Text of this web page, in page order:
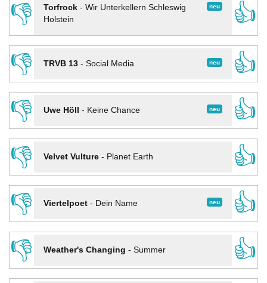
👎
neu
Torfrock- Wir Unterkellern Schleswig
Holstein
👍
👎
neu
TRVB 13- Social Media
👍
👎
neu
Uwe Höll - Keine Chance
👍
👎
Velvet Vulture- Planet Earth
👍
👎
neu
Viertelpoet- Dein Name
👍
👎
Weather's Changing - Summer
👍